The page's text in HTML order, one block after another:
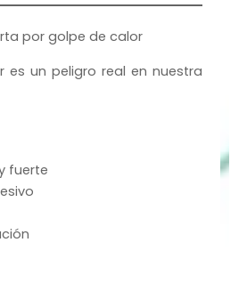
por golpe de calor
es un peligro real en nuestra
fuerte